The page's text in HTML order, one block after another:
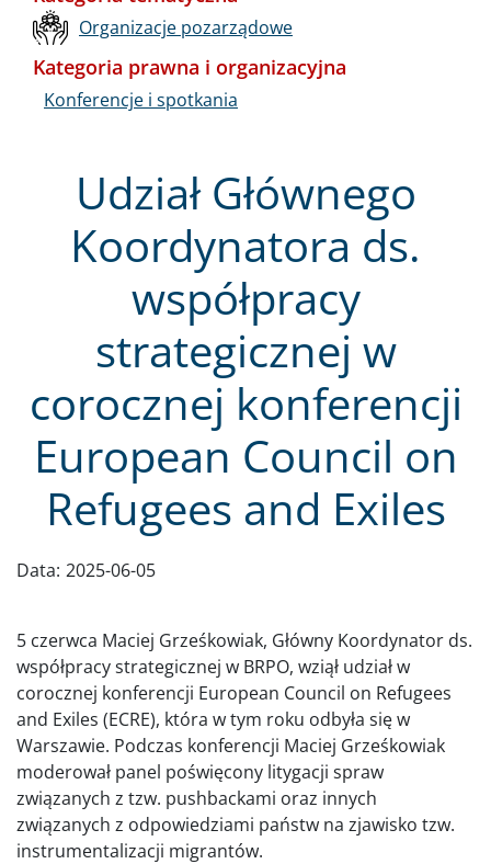
Udział Głównego
Koordynatora ds.
współpracy
strategicznej w
corocznej konferencji
European Council on
Refugees and Exiles
Data: 2025-06-05
5 czerwca Maciej Grześkowiak, Główny Koordynator ds.
współpracy strategicznej w BRPO, wziął udział w
corocznej konferencji European Council on Refugees
and Exiles (ECRE), która w tym roku odbyła się w
Warszawie. Podczas konferencji Maciej Grześkowiak
moderował panel poświęcony litygacji spraw
związanych z tzw. pushbackami oraz innych
związanych z odpowiedziami państw na zjawisko tzw.
instrumentalizacji migrantów.
Organizacje pozarządowe
Kategoria prawna i organizacyjna
Konferencje i spotkania